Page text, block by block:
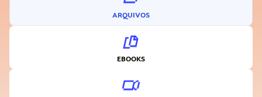
ARQUIVOS
EBOOKS